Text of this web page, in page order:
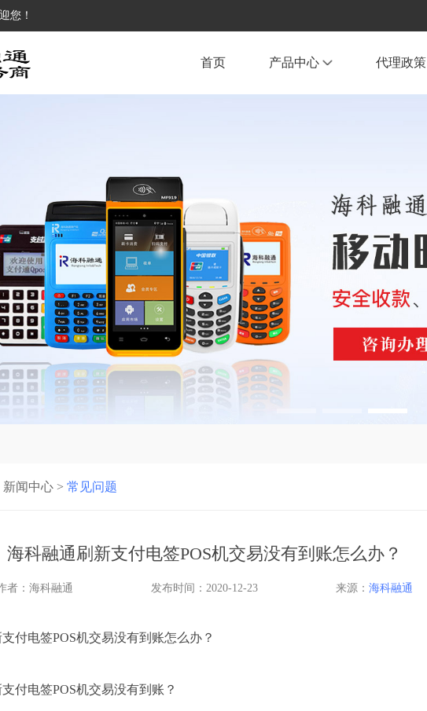
您！
首页 产品中心 代理政策
新闻中心 > 常见问题
海科融通刷新支付电签POS机交易没有到账怎么办？
者：海科融通 发布时间：2020-12-23 来源： 海科融通
付电签POS机交易没有到账怎么办？
付电签POS机交易没有到账？